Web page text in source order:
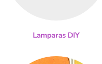
Lamparas DIY